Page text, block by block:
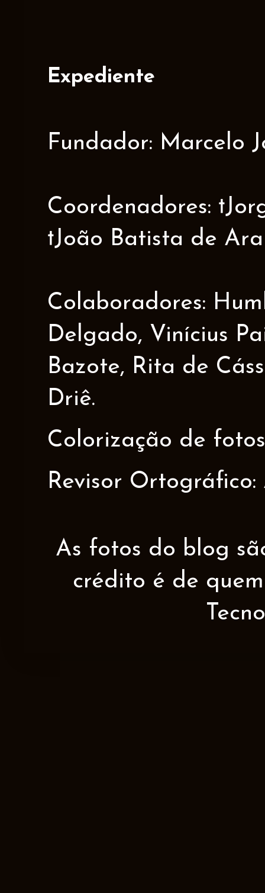
Expediente
Fundador: Marcelo
Coordenadores:
†João Batista de
Colaboradores:
Delgado, Vinícius
Bazote, Rita de
Driê.
Colorização de
Revisor Ortográfico:
As fotos do blog
crédito é de